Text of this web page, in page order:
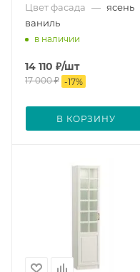
Цвет фасада — ясень
ваниль
в наличии
14 110 ₽/шт
17 000₽ -17%
В КОРЗИНУ